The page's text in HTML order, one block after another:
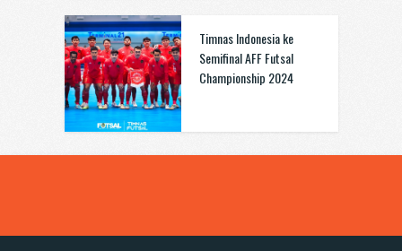
Timnas Indonesia ke
Semifinal AFF Futsal
Championship 2024